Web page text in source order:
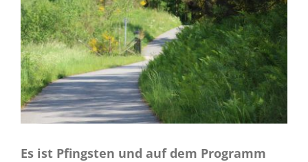
Es ist Pfingsten und auf dem Programm